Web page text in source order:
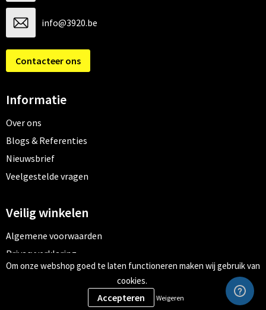
info@3920.be
Contacteer ons
Informatie
Over ons
Blogs & Referenties
Nieuwsbrief
Veelgestelde vragen
Veilig winkelen
Algemene voorwaarden
Privacyverklaring
Cookiebeleid
Om onze webshop goed te laten functioneren maken wij gebruik van
cookies.
Weigeren